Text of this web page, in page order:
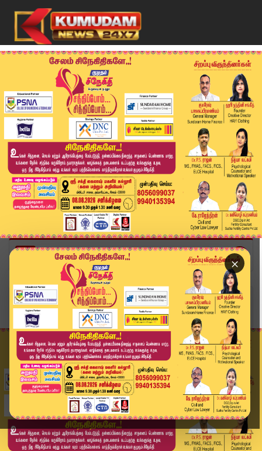
×
Home
வீடியோ ஸ்டோரி
உலகின் உயரமான ரயில்வே பாலம்..! சிறப்புகள் ஏராளம...